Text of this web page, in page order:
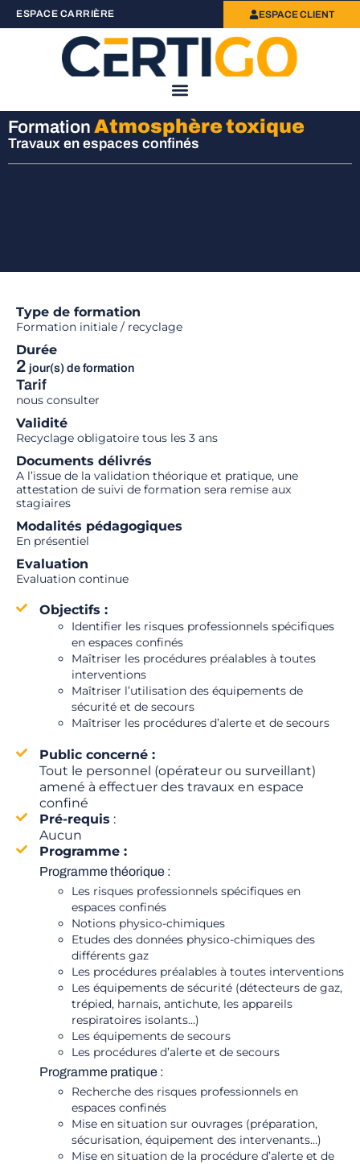
ESPACE CARRIÈRE ESPACE CLIENT
Formation Atmosphère toxique
Travaux en espaces confinés
Type de formation
Formation initiale / recyclage
Durée
2 jour(s) de formation
Tarif
nous consulter
Validité
Recyclage obligatoire tous les 3 ans
Documents délivrés
A l’issue de la validation théorique et pratique, une
attestation de suivi de formation sera remise aux
stagiaires
Modalités pédagogiques
En présentiel
Evaluation
Evaluation continue
Objectifs :
Identifier les risques professionnels spécifiques
en espaces confinés
Maîtriser les procédures préalables à toutes
interventions
Maîtriser l’utilisation des équipements de
sécurité et de secours
Maîtriser les procédures d’alerte et de secours
Public concerné :
Tout le personnel (opérateur ou surveillant)
amené à effectuer des travaux en espace
confiné
Pré-requis :
Aucun
Programme :
Programme théorique :
Les risques professionnels spécifiques en
espaces confinés
Notions physico-chimiques
Etudes des données physico-chimiques des
différents gaz
Les procédures préalables à toutes interventions
Les équipements de sécurité (détecteurs de gaz,
trépied, harnais, antichute, les appareils
respiratoires isolants…)
Les équipements de secours
Les procédures d’alerte et de secours
Programme pratique :
Recherche des risques professionnels en
espaces confinés
Mise en situation sur ouvrages (préparation,
sécurisation, équipement des intervenants…)
Mise en situation de la procédure d’alerte et de